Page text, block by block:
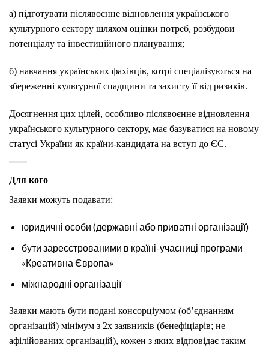
a) підготувати післявоєнне відновлення українського
культурного сектору шляхом оцінки потреб, розбудови
потенціалу та інвестиційного планування;
б) навчання українських фахівців, котрі спеціалізуються на
збереженні культурної спадщини та захисту її від ризиків.
Досягнення цих цілей, особливо післявоєнне відновлення
українського культурного сектору, має базуватися на новому
статусі України як країни-кандидата на вступ до ЄС.
Для кого
Заявки можуть подавати:
юридичні особи (державні або приватні організації)
бути зареєстрованими в країні-учасниці програми
«Креативна Європа»
міжнародні організації
Заявки мають бути подані консорціумом (об’єднанням
організацій) мінімум з 2х заявників (бенефіціарів; не
афілійованих організацій), кожен з яких відповідає таким